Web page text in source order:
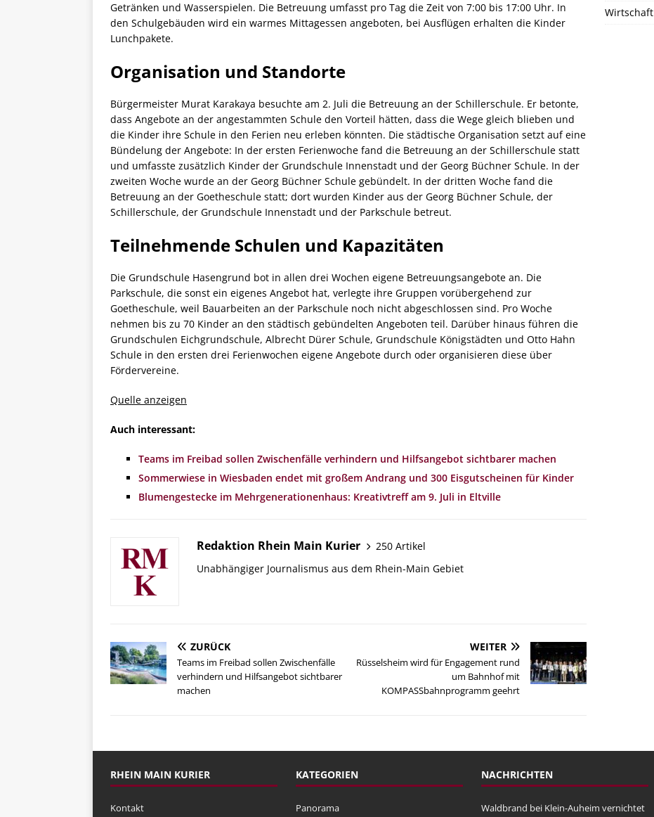
Getränken und Wasserspielen. Die Betreuung umfasst pro Tag die Zeit von 7:00 bis 17:00 Uhr. In
den Schulgebäuden wird ein warmes Mittagessen angeboten, bei Ausflügen erhalten die Kinder
Lunchpakete.
Organisation und Standorte
Bürgermeister Murat Karakaya besuchte am 2. Juli die Betreuung an der Schillerschule. Er betonte,
dass Angebote an der angestammten Schule den Vorteil hätten, dass die Wege gleich blieben und
die Kinder ihre Schule in den Ferien neu erleben könnten. Die städtische Organisation setzt auf eine
Bündelung der Angebote: In der ersten Ferienwoche fand die Betreuung an der Schillerschule statt
und umfasste zusätzlich Kinder der Grundschule Innenstadt und der Georg Büchner Schule. In der
zweiten Woche wurde an der Georg Büchner Schule gebündelt. In der dritten Woche fand die
Betreuung an der Goetheschule statt; dort wurden Kinder aus der Georg Büchner Schule, der
Schillerschule, der Grundschule Innenstadt und der Parkschule betreut.
Teilnehmende Schulen und Kapazitäten
Die Grundschule Hasengrund bot in allen drei Wochen eigene Betreuungsangebote an. Die
Parkschule, die sonst ein eigenes Angebot hat, verlegte ihre Gruppen vorübergehend zur
Goetheschule, weil Bauarbeiten an der Parkschule noch nicht abgeschlossen sind. Pro Woche
nehmen bis zu 70 Kinder an den städtisch gebündelten Angeboten teil. Darüber hinaus führen die
Grundschulen Eichgrundschule, Albrecht Dürer Schule, Grundschule Königstädten und Otto Hahn
Schule in den ersten drei Ferienwochen eigene Angebote durch oder organisieren diese über
Fördervereine.
Quelle anzeigen
Auch interessant:
Teams im Freibad sollen Zwischenfälle verhindern und Hilfsangebot sichtbarer machen
Sommerwiese in Wiesbaden endet mit großem Andrang und 300 Eisgutscheinen für Kinder
Blumengestecke im Mehrgenerationenhaus: Kreativtreff am 9. Juli in Eltville
Redaktion Rhein Main Kurier
250 Artikel
Unabhängiger Journalismus aus dem Rhein-Main Gebiet
ZURÜCK
Teams im Freibad sollen Zwischenfälle
verhindern und Hilfsangebot sichtbarer
machen
WEITER
Rüsselsheim wird für Engagement rund
um Bahnhof mit
KOMPASSbahnprogramm geehrt
Wirtschaft
RHEIN MAIN KURIER
Kontakt
KATEGORIEN
Panorama
NACHRICHTEN
Waldbrand bei Klein-Auheim vernichtet